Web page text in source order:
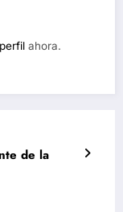
ahora.
de la